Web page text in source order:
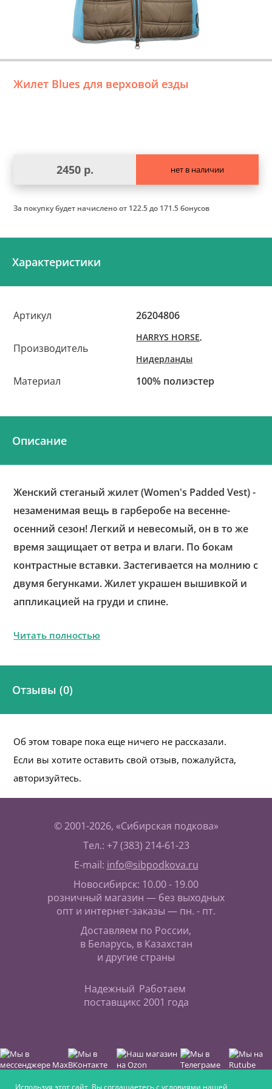
Жилет Blues для верховой езды
2450 р. нет в наличии
За покупку будет начисленоот 122.5 до 171.5 бонусов
Характеристики
Артикул 26204806
Производитель
HARRYS HORSE,
Нидерланды
Материал 100% полиэстер
Описание
Женский стеганый жилет (Women's Padded Vest) -
незаменимая вещь в гарберобе на весенне-
осенний сезон! Легкий и невесомый, он в то же
время защищает от ветра и влаги. По бокам
контрастные вставки. Застегивается на молнию с
двумя бегунками. Жилет украшен вышивкой и
аппликацией на груди и спине.
Читать полностью
Отзывы (0)
Об этом товаре пока еще ничего не рассказали.
Если вы хотите оставить свой отзыв, пожалуйста,
авторизуйтесь.
© 2001-2026, «Сибирская подкова»
Тел.: +7 (383) 214-61-23
E-mail: info@sibpodkova.ru
Новосибирск: 10.00 - 19.00
розничный магазин — без выходных
опт и интернет-заказы — пн. - пт.
Доставляем по России,
в Беларусь, в Казахстан
и другие страны
Надежный
поставщик
Работаем
с 2001 года
Используя этот сайт, Вы соглашаетесь с условиями нашей